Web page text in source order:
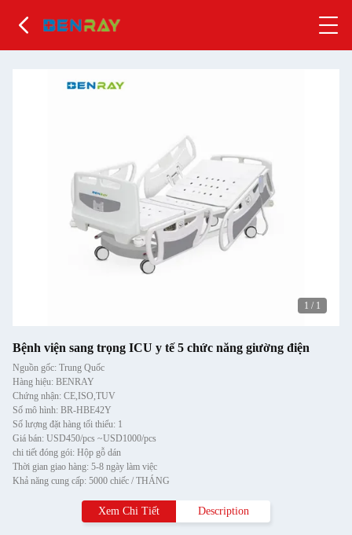
1 / 1
Bệnh viện sang trọng ICU y tế 5 chức năng giường điện
Nguồn gốc: Trung Quốc
Hàng hiệu: BENRAY
Chứng nhận: CE,ISO,TUV
Số mô hình: BR-HBE42Y
Số lượng đặt hàng tối thiểu: 1
Giá bán: USD450/pcs ~USD1000/pcs
chi tiết đóng gói: Hộp gỗ dán
Thời gian giao hàng: 5-8 ngày làm việc
Khả năng cung cấp: 5000 chiếc / THÁNG
Xem Chi Tiết Description